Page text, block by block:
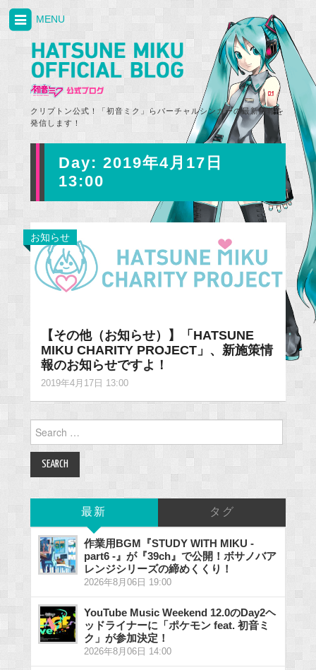
クリプトン公式！「初音ミク」らバーチャルシンガーの最新情報を
発信します！
MENU
Day: 2019年4月17日
13:00
お知らせ
【その他（お知らせ）】「HATSUNE
MIKU CHARITY PROJECT」、新施策情
報のお知らせですよ！
2019年4月17日 13:00
for:
最新 タグ
作業用BGM『STUDY WITH MIKU -
part6 -』が『39ch』で公開！ボサノバア
レンジシリーズの締めくくり！
2026年8月06日 19:00
YouTube Music Weekend 12.0のDay2ヘ
ッドライナーに「ポケモン feat. 初音ミ
ク」が参加決定！
2026年8月06日 14:00